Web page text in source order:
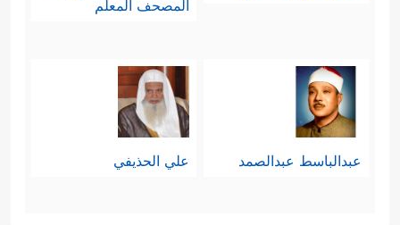
المصحف المعلم
عبدالباسط عبدالصمد علي الحذيفي